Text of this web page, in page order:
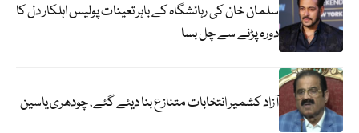
سلمان خان کی رہائشگاہ کے باہر تعینات پولیس اہلکار دل کا
دورہ پڑنے سے چل بسا
آزاد کشمیر انتخابات متنازع بنا دیئے گئے، چودھری یاسین